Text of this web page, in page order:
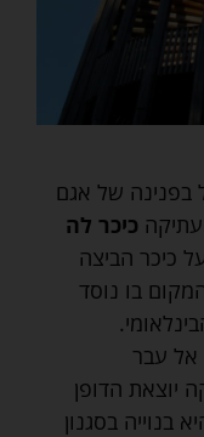
של אגם
כיכר לה
כיכר הביצה
בו נוסד
עבר
יוצאת הדופן
המאה ה-13. היא בנוייה בסגנון